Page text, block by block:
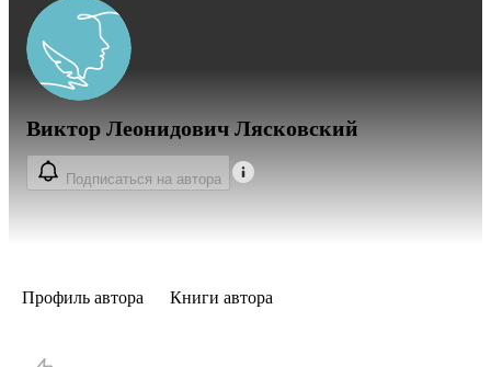
Виктор Леонидович Лясковский
Подписаться на автора
Профиль автора Книги автора